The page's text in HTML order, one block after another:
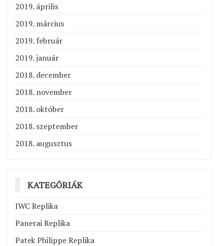
2019. április
2019. március
2019. február
2019. január
2018. december
2018. november
2018. október
2018. szeptember
2018. augusztus
KATEGÓRIÁK
IWC Replika
Panerai Replika
Patek Philippe Replika